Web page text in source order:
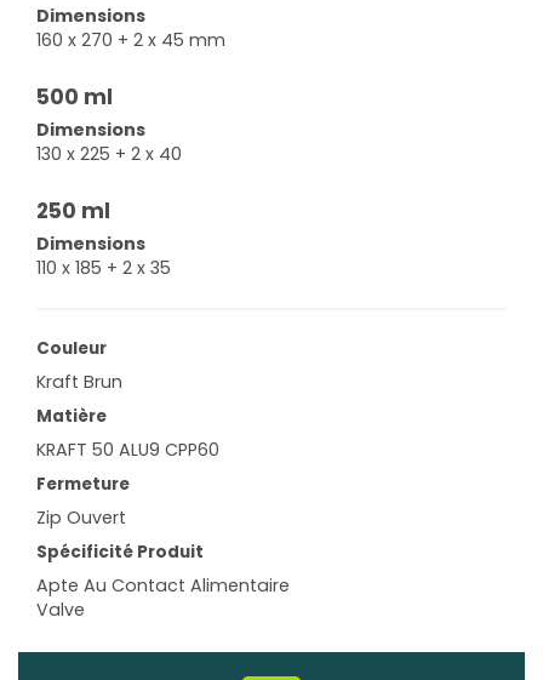
Dimensions
160 x 270 + 2 x 45 mm
500 ml
Dimensions
130 x 225 + 2 x 40
250 ml
Dimensions
110 x 185 + 2 x 35
Couleur
Kraft Brun
Matière
KRAFT 50 ALU9 CPP60
Fermeture
Zip Ouvert
Spécificité Produit
Apte Au Contact Alimentaire
Valve